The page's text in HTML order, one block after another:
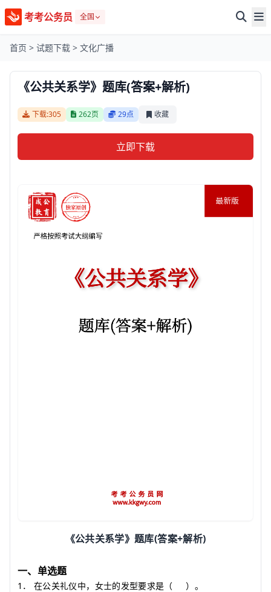
考考公务员 全国
首页 > 试题下载 > 文化广播
《公共关系学》题库(答案+解析)
下载:305 262页 29点 收藏
立即下载
《公共关系学》题库(答案+解析)
一、单选题
1 ． 在公关礼仪中，女士的发型要求是 （ ） 。